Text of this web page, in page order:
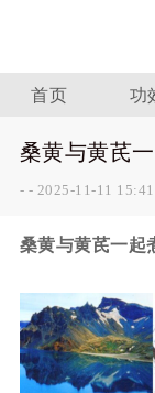
首页 功
桑黄与黄芪
- - 2025-11-11 15:41
桑黄与黄芪一起